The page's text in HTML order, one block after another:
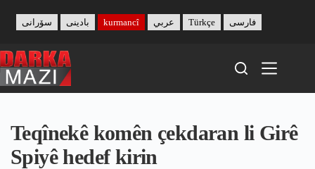
content
بادینی سۆرانی kurmancî عربي Türkçe فارسی
Teqînekê komên çekdaran li Girê
Spiyê hedef kirin